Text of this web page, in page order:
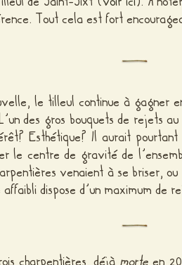
Tout cela est fort
le tilleul continue à gagner
des gros bouquets de rejets
Esthétique? Il aurait
le centre de gravité de
venaient à se briser,
dispose d’un maximum de